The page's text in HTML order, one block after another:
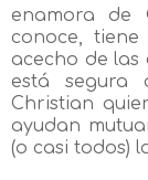
enamora de
conoce,
acecho de las
está
Christian
ayudan
(o casi todos)